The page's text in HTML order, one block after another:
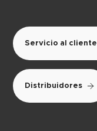
Servicio al cliente
Distribuidores